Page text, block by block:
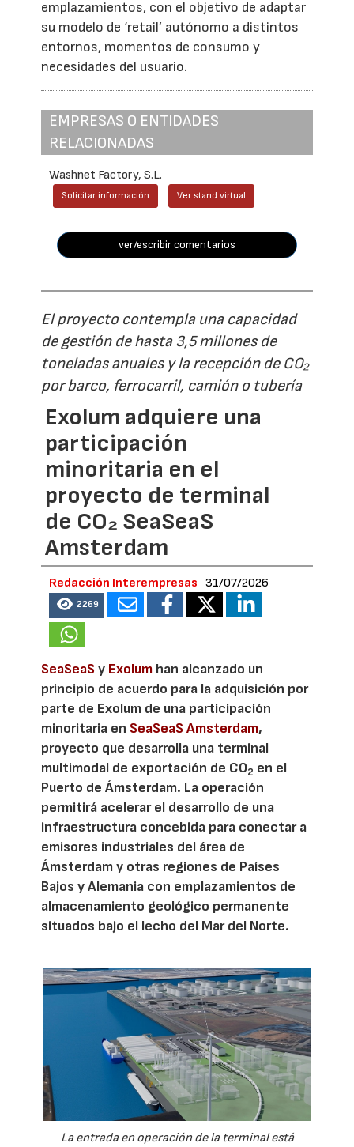
emplazamientos, con el objetivo de adaptar
su modelo de ‘retail’ autónomo a distintos
entornos, momentos de consumo y
necesidades del usuario.
EMPRESAS O ENTIDADES
RELACIONADAS
Washnet Factory, S.L.
Solicitar información Ver stand virtual
ver/escribir comentarios
El proyecto contempla una capacidad
de gestión de hasta 3,5 millones de
toneladas anuales y la recepción de CO₂
por barco, ferrocarril, camión o tubería
Exolum adquiere una
participación
minoritaria en el
proyecto de terminal
de CO₂ SeaSeaS
Amsterdam
Redacción Interempresas 31/07/2026
2269
SeaSeaSy Exolum han alcanzado un
principio de acuerdo para la adquisición por
parte de Exolum de una participación
minoritaria en SeaSeaS Amsterdam,
proyecto que desarrolla una terminal
multimodal de exportación de CO2 en el
Puerto de Ámsterdam. La operación
permitirá acelerar el desarrollo de una
infraestructura concebida para conectar a
emisores industriales del área de
Ámsterdam y otras regiones de Países
Bajos y Alemania con emplazamientos de
almacenamiento geológico permanente
situados bajo el lecho del Mar del Norte.
La entrada en operación de la terminal está